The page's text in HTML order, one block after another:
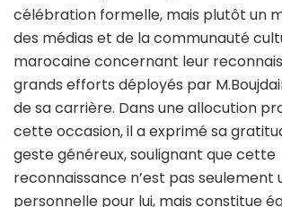
célébration formelle, mais plutôt un
des médias et de la communauté
marocaine concernant leur
grands efforts déployés par
de sa carrière. Dans une allocution
cette occasion, il a exprimé sa
geste généreux, soulignant que cette
reconnaissance n’est pas seulement
personnelle pour lui, mais constitue